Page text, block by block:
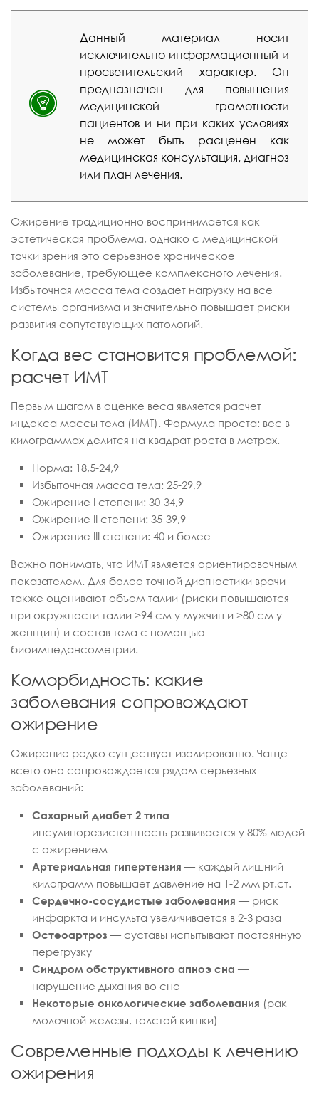
Данный материал носит
исключительно информационный и
просветительский характер. Он
предназначен для повышения
медицинской грамотности
пациентов и ни при каких условиях
не может быть расценен как
медицинская консультация, диагноз
или план лечения.
Ожирение традиционно воспринимается как
эстетическая проблема, однако с медицинской
точки зрения это серьезное хроническое
заболевание, требующее комплексного лечения.
Избыточная масса тела создает нагрузку на все
системы организма и значительно повышает риски
развития сопутствующих патологий.
Когда вес становится проблемой:
расчет ИМТ
Первым шагом в оценке веса является расчет
индекса массы тела (ИМТ). Формула проста: вес в
килограммах делится на квадрат роста в метрах.
Норма: 18,5-24,9
Избыточная масса тела: 25-29,9
Ожирение I степени: 30-34,9
Ожирение II степени: 35-39,9
Ожирение III степени: 40 и более
Важно понимать, что ИМТ является ориентировочным
показателем. Для более точной диагностики врачи
также оценивают объем талии (риски повышаются
при окружности талии >94 см у мужчин и >80 см у
женщин) и состав тела с помощью
биоимпедансометрии.
Коморбидность: какие
заболевания сопровождают
ожирение
Ожирение редко существует изолированно. Чаще
всего оно сопровождается рядом серьезных
заболеваний:
Сахарный диабет 2 типа —
инсулинорезистентность развивается у 80% людей
с ожирением
Артериальная гипертензия — каждый лишний
килограмм повышает давление на 1-2 мм рт.ст.
Сердечно-сосудистые заболевания — риск
инфаркта и инсульта увеличивается в 2-3 раза
Остеоартроз — суставы испытывают постоянную
перегрузку
Синдром обструктивного апноэ сна —
нарушение дыхания во сне
Некоторые онкологические заболевания (рак
молочной железы, толстой кишки)
Современные подходы к лечению
ожирения